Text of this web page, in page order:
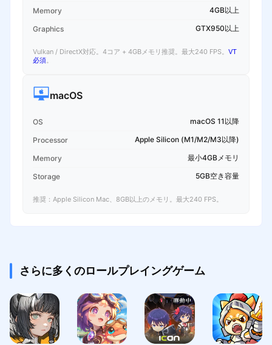
Memory 4GB以上
Graphics GTX950以上
Vulkan / DirectX対応。4コア + 4GBメモリ推奨。最大240 FPS。 VT
必須。
macOS
OS macOS 11以降
Processor Apple Silicon (M1/M2/M3以降)
Memory 最小4GBメモリ
Storage 5GB空き容量
推奨：Apple Silicon Mac、8GB以上のメモリ。最大240 FPS。
さらに多くのロールプレイングゲーム